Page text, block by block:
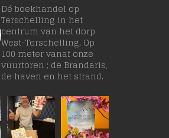
Dé boekhandel op
Terschelling in het
centrum van het dorp
West-Terschelling. Op
100 meter vanaf onze
vuurtoren ; de Brandaris,
de haven en het strand.